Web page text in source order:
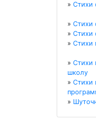
» Стихи
» Стихи
» Стихи
» Стихи
» Стихи
школу
» Стихи
»